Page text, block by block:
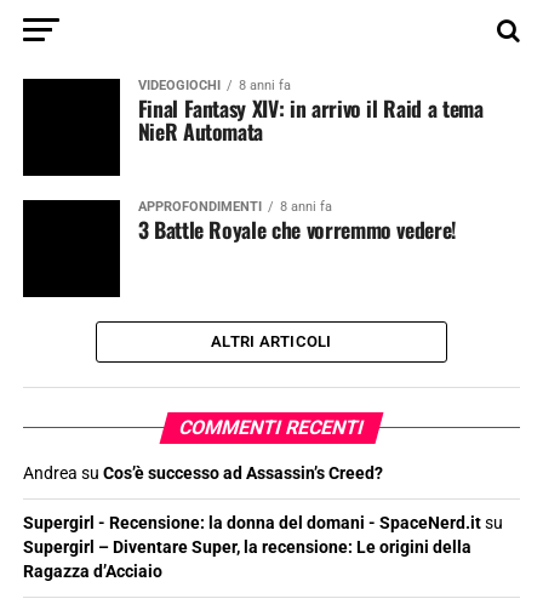
VIDEOGIOCHI 8 anni fa
Final Fantasy XIV: in arrivo il Raid a tema
NieR Automata
APPROFONDIMENTI 8 anni fa
3 Battle Royale che vorremmo vedere!
ALTRI ARTICOLI
COMMENTI RECENTI
Andrea su Cos’è successo ad Assassin’s Creed?
Supergirl - Recensione: la donna del domani - SpaceNerd.itsu
Supergirl – Diventare Super, la recensione: Le origini della
Ragazza d’Acciaio